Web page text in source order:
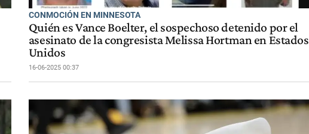
CONMOCIÓN EN MINNESOTA
Quién es Vance Boelter, el sospechoso detenido por el
asesinato de la congresista Melissa Hortman en Estados
Unidos
16-06-2025 00:37